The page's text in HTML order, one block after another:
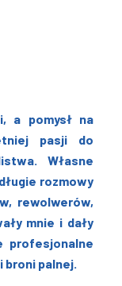
a pomysł na
pasji do
Własne
rozmowy
rewolwerów,
mnie i dały
profesjonalne
palnej.